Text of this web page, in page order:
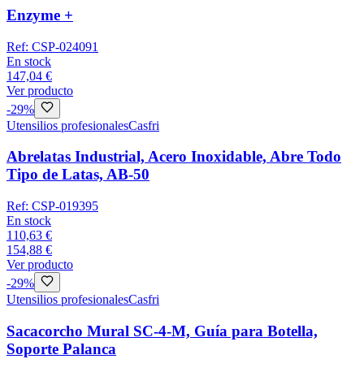
Enzyme +
Ref: CSP-024091
En stock
147,04 €
Ver producto
-29%
Utensilios profesionalesCasfri
Abrelatas Industrial, Acero Inoxidable, Abre Todo
Tipo de Latas, AB-50
Ref: CSP-019395
En stock
110,63 €
154,88 €
Ver producto
-29%
Utensilios profesionalesCasfri
Sacacorcho Mural SC-4-M, Guía para Botella,
Soporte Palanca